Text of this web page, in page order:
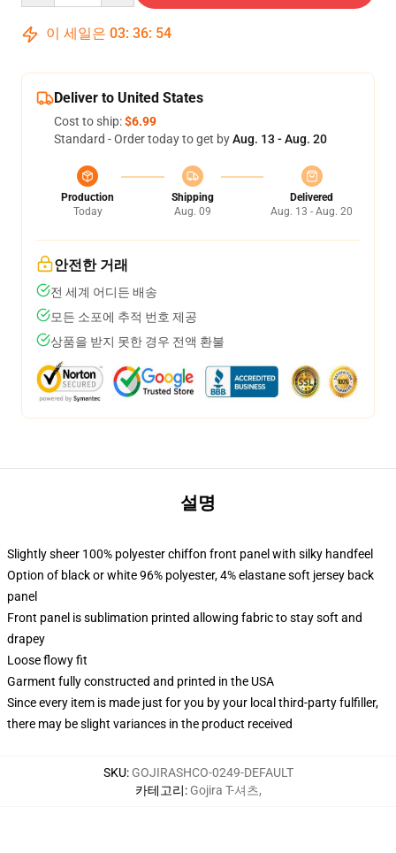
이 세일은 03: 36: 54
Deliver to United States
Cost to ship:$6.99
Standard - Order today to get byAug. 13 - Aug. 20
Production
Today
Shipping
Aug. 09
Delivered
Aug. 13 - Aug. 20
안전한 거래
전 세계 어디든 배송
모든 소포에 추적 번호 제공
상품을 받지 못한 경우 전액 환불
설명
Slightly sheer 100% polyester chiffon front panel with silky handfeel
Option of black or white 96% polyester, 4% elastane soft jersey back
panel
Front panel is sublimation printed allowing fabric to stay soft and
drapey
Loose flowy fit
Garment fully constructed and printed in the USA
Since every item is made just for you by your local third-party fulfiller,
there may be slight variances in the product received
SKU: GOJIRASHCO-0249-DEFAULT
카테고리: Gojira T-셔츠,